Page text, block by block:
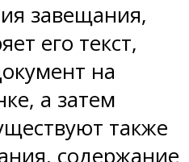
завещания,
его текст,
на
а затем
также
содержание